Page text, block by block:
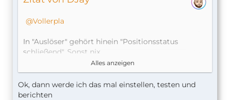
Vollerpla
In "Auslöser" gehört hinein "Positionsstatus
schließend". Sonst nix.
Und in "Bedingung" gehört hinein "Kontakt auf".
Sonst nix.
Alles anzeigen
Ok, dann werde ich das mal einstellen, testen und
berichten